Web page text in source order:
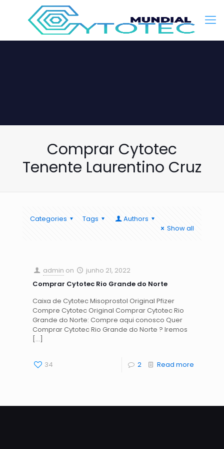
Comprar Cytotec
Tenente Laurentino Cruz
Categories Tags
Authors
Show all
admin on
junho 21, 2022
Comprar Cytotec Rio Grande do Norte
Caixa de Cytotec Misoprostol Original Pfizer
Compre Cytotec Original Comprar Cytotec Rio
Grande do Norte: Compre aqui conosco Quer
Comprar Cytotec Rio Grande do Norte ? Iremos
[…]
34 2 Read more